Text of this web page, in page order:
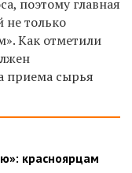
поэтому главная
не только
Как отметили
приема сырья
красноярцам